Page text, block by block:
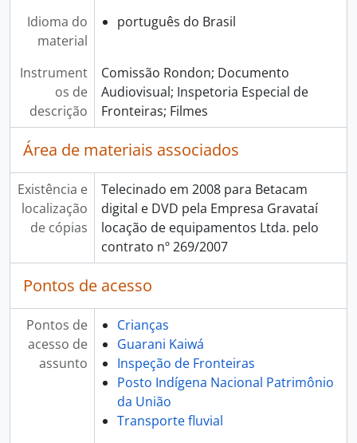
Idioma do
material
português do Brasil
Instrument
os de
descrição
Comissão Rondon; Documento
Audiovisual; Inspetoria Especial de
Fronteiras; Filmes
Área de materiais associados
Existência e
localização
de cópias
Telecinado em 2008 para Betacam
digital e DVD pela Empresa Gravataí
locação de equipamentos Ltda. pelo
contrato nº 269/2007
Pontos de acesso
Pontos de
acesso de
assunto
Crianças
Guarani Kaiwá
Inspeção de Fronteiras
Posto Indígena Nacional Patrimônio
da União
Transporte fluvial